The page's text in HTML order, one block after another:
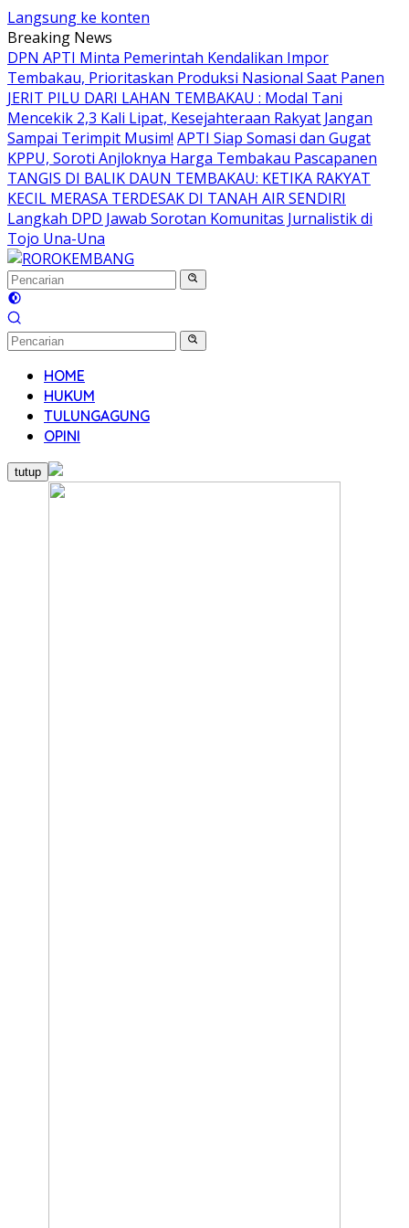
Langsung ke konten
Breaking News
DPN APTI Minta Pemerintah Kendalikan Impor
Tembakau, Prioritaskan Produksi Nasional Saat Panen
JERIT PILU DARI LAHAN TEMBAKAU ​: Modal Tani
Mencekik 2,3 Kali Lipat, Kesejahteraan Rakyat Jangan
Sampai Terimpit Musim! APTI Siap Somasi dan Gugat
KPPU, Soroti Anjloknya Harga Tembakau Pascapanen
TANGIS DI BALIK DAUN TEMBAKAU: KETIKA RAKYAT
KECIL MERASA TERDESAK DI TANAH AIR SENDIRI
Langkah DPD Jawab Sorotan Komunitas Jurnalistik di
Tojo Una-Una
HOME
HUKUM
TULUNGAGUNG
OPINI
tutup